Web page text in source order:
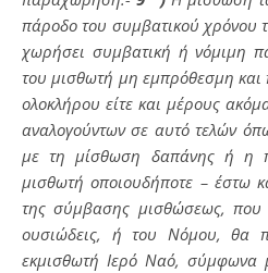
πάροδο του συμβατικού χρόνου
χωρήσει συμβατική ή νόμιμη
του μισθωτή μη εμπρόθεσμη και
ολοκλήρου είτε και μέρους
αναλογούντων σε αυτό τελών
με τη μίσθωση δαπάνης ή η
μισθωτή οποιουδήποτε – έστω
της σύμβασης μισθώσεως,
ουσιώδεις, ή του Νόμου, θα
εκμισθωτή Ιερό Ναό,